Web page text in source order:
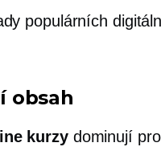
populárních
obsah
kurzydominují